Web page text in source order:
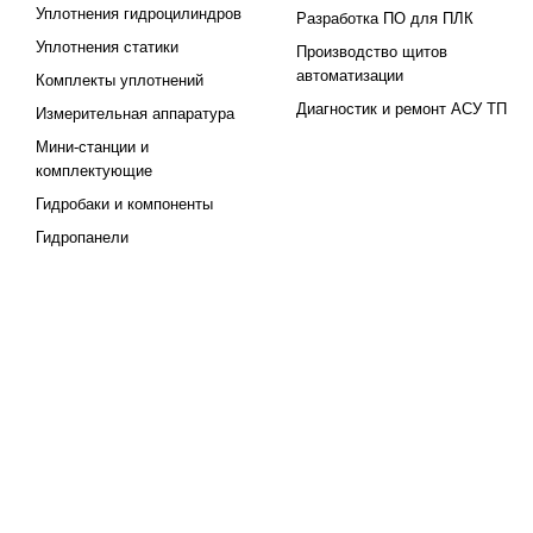
Уплотнения гидроцилиндров
Уплотнения статики
Комплекты уплотнений
Измерительная аппаратура
Мини-станции и
комплектующие
Гидробаки и компоненты
Гидропанели
Разработка ПО для ПЛК
Производство щитов
автоматизации
Диагностик и ремонт АСУ ТП